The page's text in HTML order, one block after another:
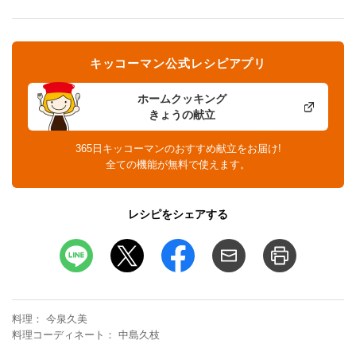
ホームクッキング
きょうの献立
キッコーマン公式レシピアプリ
365日キッコーマンのおすすめ献立をお届け!
全ての機能が無料で使えます。
レシピをシェアする
料理
今泉久美
料理コーディネート
中島久枝